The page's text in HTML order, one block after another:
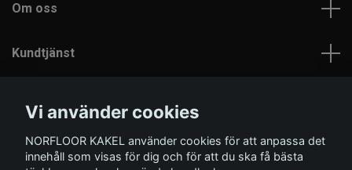
Om oss
Kundtjänst
Sociala medier
Vi använder cookies
NORFLOOR KAKEL använder cookies för att anpassa det
innehåll som visas för dig och för att du ska få bästa